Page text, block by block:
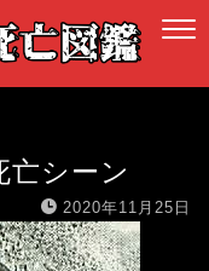
亡シーン
2020年11月25日